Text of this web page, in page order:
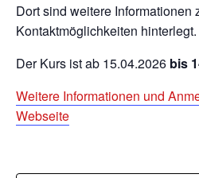
Dort sind weitere Informationen
Kontaktmöglichkeiten hinterlegt.
Der Kurs ist ab 15.04.2026 bis
Weitere Informationen und
Webseite